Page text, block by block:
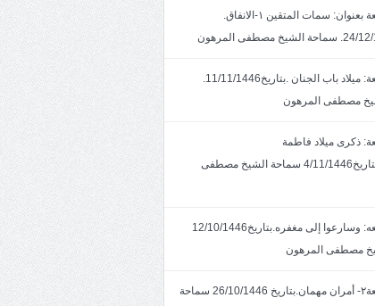
خطبة الجمعة بعنوان: سمات المتقين ١-الانفاق.
خطبة الجمعة: ميلاد باب الجنان .بتاريخ11/11/1446.
مصطفى المرهون
ذكرى ميلاد فاطمة
المعصومه.بتاريخ4/11/1446 سماحة الشيخ مصطفى
خطبة الجمعه: وسارعوا إلى مغفره.بتاريخ12/10/1446
مصطفى المرهون
خطبة الجمعة٢- أمران مهمان.بتاريخ 26/10/1446 سماحة